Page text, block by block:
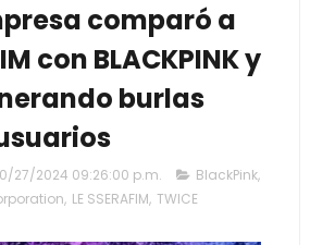
comparó a
con BLACKPINK y
burlas
27/2024 09:26:00 p.m. BlackPink,
, LE SSERAFIM, TWICE